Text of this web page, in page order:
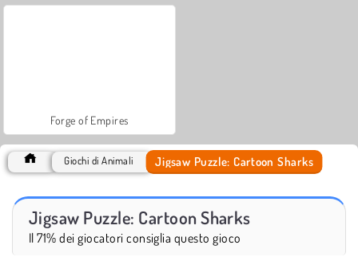
Forge of Empires
Giochi di Animali Jigsaw Puzzle: Cartoon Sharks
Jigsaw Puzzle: Cartoon Sharks
Il 71% dei giocatori consiglia questo gioco